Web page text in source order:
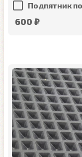
Подпятник
600 ₽